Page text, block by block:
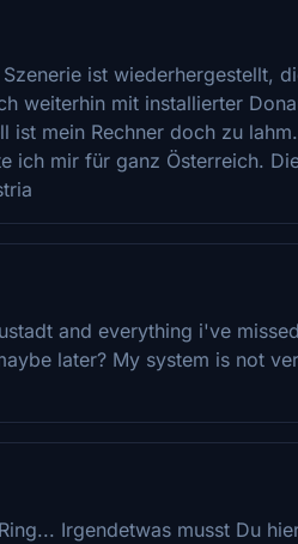
ist wiederhergestellt,
weiterhin mit installierter
ist mein Rechner doch zu
ich mir für ganz Österreich.
and everything i've
later? My system is not
Irgendetwas musst Du